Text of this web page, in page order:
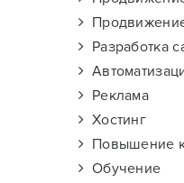
Разработка
Реклама
Хостинг
Повышение
Обучение